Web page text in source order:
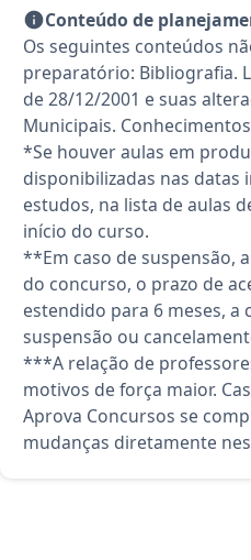
Conteúdo de
Os seguintes conteúdos
preparatório: Bibliografia.
de 28/12/2001 e suas
Municipais.
*Se houver aulas em
disponibilizadas nas datas
estudos, na lista de aulas
início do curso.
**Em caso de suspensão,
do concurso, o prazo de
estendido para 6 meses, a
suspensão ou
***A relação de
motivos de força maior.
Aprova Concursos se
mudanças diretamente